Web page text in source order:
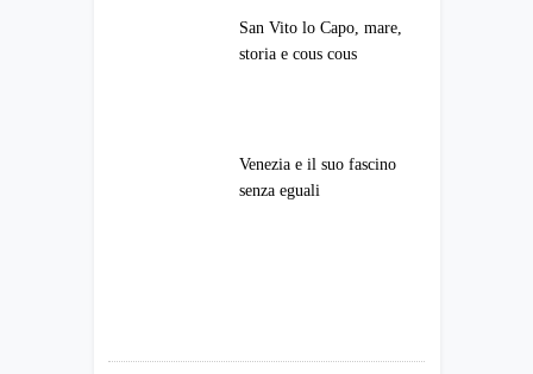
San Vito lo Capo, mare,
storia e cous cous
Venezia e il suo fascino
senza eguali